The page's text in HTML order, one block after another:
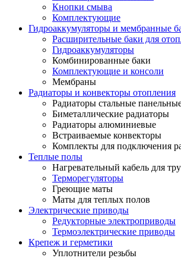
Кнопки смыва
Комплектующие
Гидроаккумуляторы и мембранные
Расширительные баки для
Гидроаккумуляторы
Комбинированные баки
Комплектующие и консоли
Мембраны
Радиаторы и конвекторы отопления
Радиаторы стальные
Биметаллические радиаторы
Радиаторы алюминиевые
Встраиваемые конвекторы
Комплекты для подключения
Теплые полы
Нагревательный кабель для
Терморегуляторы
Греющие маты
Маты для теплых полов
Электрические приводы
Редукторные электроприводы
Термоэлектрические приводы
Крепеж и герметики
Уплотнители резьбы